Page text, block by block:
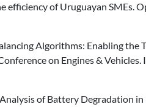
efficiency of Uruguayan SMEs.
Algorithms: Enabling the
on Engines & Vehicles.
of Battery Degradation